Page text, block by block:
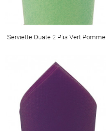
Serviette Ouate 2 Plis Vert Pomme